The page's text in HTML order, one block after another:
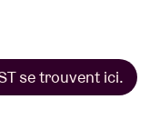
se trouvent ici.